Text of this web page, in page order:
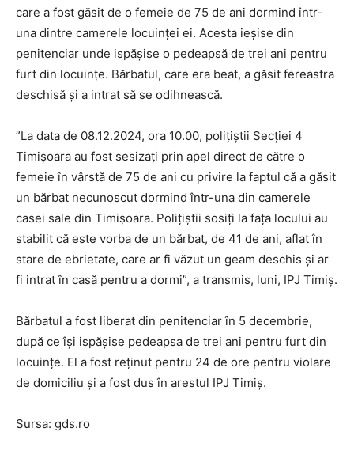
care a fost găsit de o femeie de 75 de ani dormind într-
una dintre camerele locuinţei ei. Acesta ieşise din
penitenciar unde ispăşise o pedeapsă de trei ani pentru
furt din locuinţe. Bărbatul, care era beat, a găsit fereastra
deschisă şi a intrat să se odihnească.
”La data de 08.12.2024, ora 10.00, poliţiştii Secţiei 4
Timişoara au fost sesizaţi prin apel direct de către o
femeie în vârstă de 75 de ani cu privire la faptul că a găsit
un bărbat necunoscut dormind într-una din camerele
casei sale din Timişoara. Poliţiştii sosiţi la faţa locului au
stabilit că este vorba de un bărbat, de 41 de ani, aflat în
stare de ebrietate, care ar fi văzut un geam deschis şi ar
fi intrat în casă pentru a dormi”, a transmis, luni, IPJ Timiş.
Bărbatul a fost liberat din penitenciar în 5 decembrie,
după ce îşi ispăşise pedeapsa de trei ani pentru furt din
locuinţe. El a fost reţinut pentru 24 de ore pentru violare
de domiciliu şi a fost dus în arestul IPJ Timiş.
Sursa: gds.ro